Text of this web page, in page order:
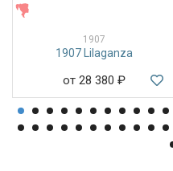
1907
1907 Lilaganza
от 28 380 ₽